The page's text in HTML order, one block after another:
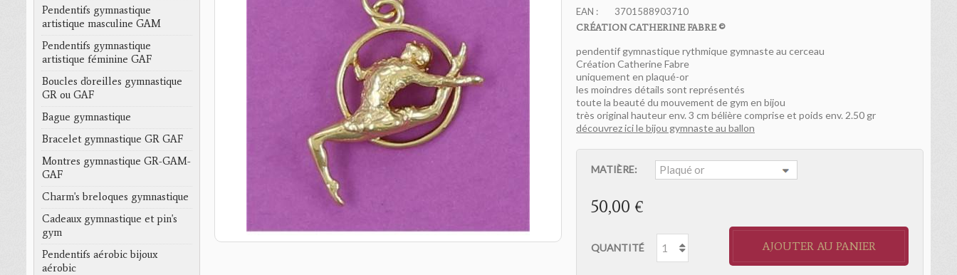
EAN :
3701588903710
CRÉATION CATHERINE FABRE ©
pendentif gymnastique rythmique gymnaste au cerceau
Création Catherine Fabre
uniquement en plaqué-or
les moindres détails sont représentés
toute la beauté du mouvement de gym en bijou
très original hauteur env. 3 cm bélière comprise et poids env. 2.50 gr
découvrez ici le bijou gymnaste au ballon
MATIÈRE:
50,00 €
QUANTITÉ AJOUTER AU PANIER
Pendentifs gymnastique
artistique masculine GAM
Pendentifs gymnastique
artistique féminine GAF
Boucles d'oreilles gymnastique
GR ou GAF
Bague gymnastique
Bracelet gymnastique GR GAF
Montres gymnastique GR-GAM-
GAF
Charm's breloques gymnastique
Cadeaux gymnastique et pin's
gym
Pendentifs aérobic bijoux
aérobic